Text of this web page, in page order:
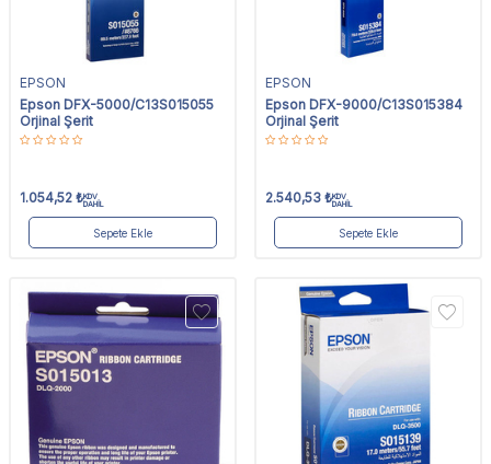
EPSON
Epson DFX-5000/C13S015055
Orjinal Şerit
1.054,52 ₺KDV
DAHİL
Sepete Ekle
EPSON
Epson DFX-9000/C13S015384
Orjinal Şerit
2.540,53 ₺KDV
DAHİL
Sepete Ekle